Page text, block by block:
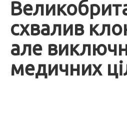
схвалив
але
медичних